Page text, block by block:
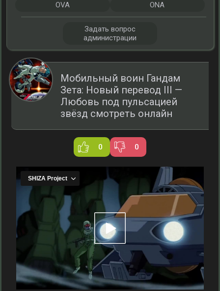
Мобильный воин Гандам
Зета: Новый перевод III —
Любовь под пульсацией
звёзд смотреть онлайн
0 0
OVA
ONA
Задать вопрос
администрации